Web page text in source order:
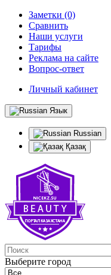
Заметки (0)
Сравнить
Наши услуги
Тарифы
Реклама на сайте
Вопрос-ответ
Личный кабинет
Язык
Russian
Қазақ
Выберите город